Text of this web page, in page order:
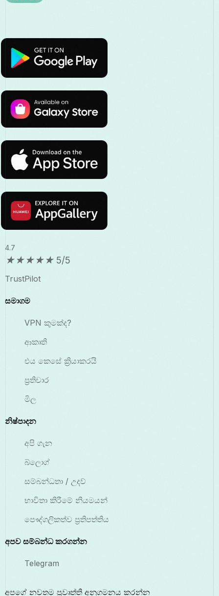
4.7
★★★★★ 5/5
TrustPilot
සමාගම
VPN කුමක්ද?
ආකෘති
එය කෙසේ ක්‍රියාකරයි
ප්‍රතිචාර
මිල
නිෂ්පාදන
අපි ගැන
බ්ලොග්
සම්බන්ධතා / උදව්
භාවිතා කිරීමේ නියමයන්
පෞද්ගලිකත්ව ප්‍රතිපත්තිය
අපව සම්බන්ධ කරගන්න
Telegram
අපගේ නවතම ප්‍රවෘත්ති අනුගමනය කරන්න